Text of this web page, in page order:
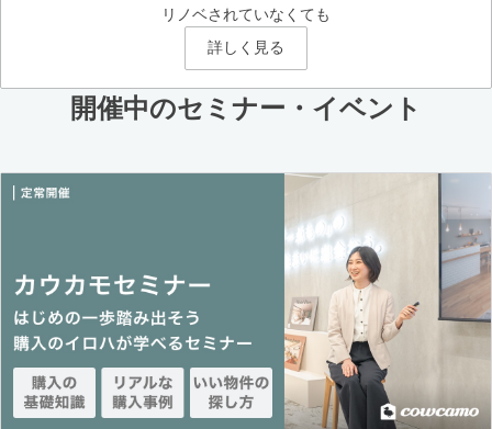
リノベされていなくても
詳しく見る
開催中のセミナー・イベント